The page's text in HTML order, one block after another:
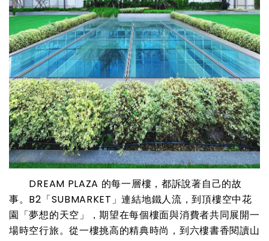
DREAM PLAZA 的每一層樓，都訴說著自己的故
事。B2「SUBMARKET」連結地鐵人流，到頂樓空中花
園「夢想的天空」，期望在每個樓面與消費者共同展開一
場時空行旅。從一樓挑高的精典時尚，到六樓書香閱讀山